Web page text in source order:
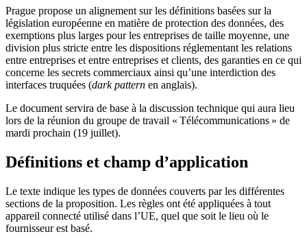
Prague propose un alignement sur les définitions basées sur la
législation européenne en matière de protection des données, des
exemptions plus larges pour les entreprises de taille moyenne, une
division plus stricte entre les dispositions réglementant les relations
entre entreprises et entre entreprises et clients, des garanties en ce qui
concerne les secrets commerciaux ainsi qu’une interdiction des
interfaces truquées (dark pattern en anglais).
Le document servira de base à la discussion technique qui aura lieu
lors de la réunion du groupe de travail « Télécommunications » de
mardi prochain (19 juillet).
Définitions et champ d’application
Le texte indique les types de données couverts par les différentes
sections de la proposition. Les règles ont été appliquées à tout
appareil connecté utilisé dans l’UE, quel que soit le lieu où le
fournisseur est basé.